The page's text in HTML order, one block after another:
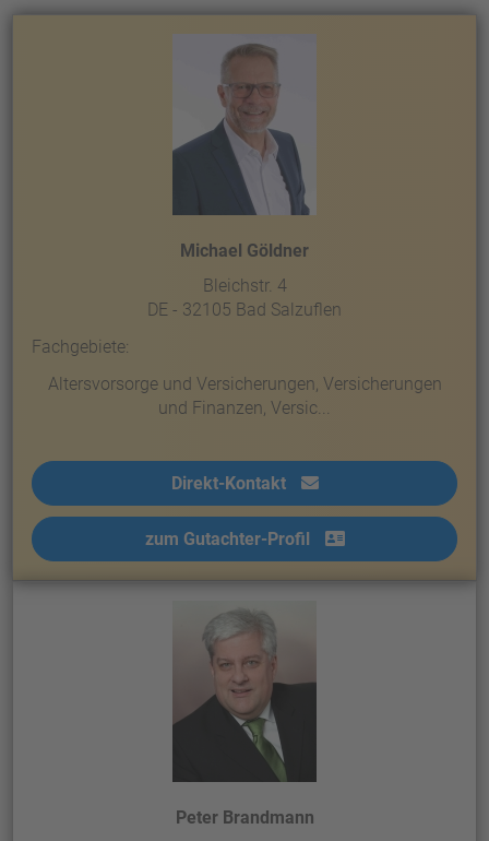
Management Platform
Michael Göldner
Bleichstr. 4
DE - 32105 Bad Salzuflen
Fachgebiete:
Altersvorsorge und Versicherungen, Versicherungen
und Finanzen, Versic...
Direkt-Kontakt
zum Gutachter-Profil
Peter Brandmann